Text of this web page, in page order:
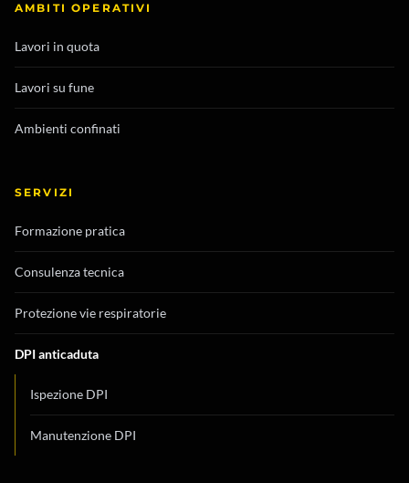
AMBITI OPERATIVI
Lavori in quota
Lavori su fune
Ambienti confinati
SERVIZI
Formazione pratica
Consulenza tecnica
Protezione vie respiratorie
DPI anticaduta
Ispezione DPI
Manutenzione DPI